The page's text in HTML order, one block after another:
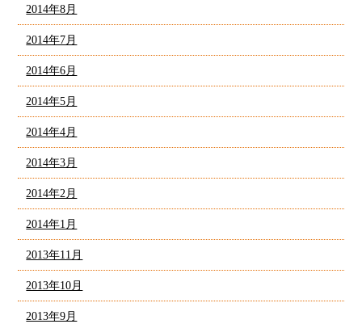
2014年8月
2014年7月
2014年6月
2014年5月
2014年4月
2014年3月
2014年2月
2014年1月
2013年11月
2013年10月
2013年9月